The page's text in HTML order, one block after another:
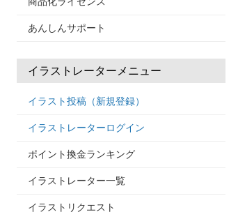
あんしんサポート
イラストレーターメニュー
イラスト投稿（新規登録）
イラストレーターログイン
ポイント換金ランキング
イラストレーター一覧
イラストリクエスト